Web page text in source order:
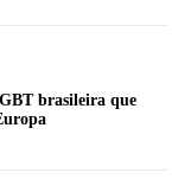
brasileira que